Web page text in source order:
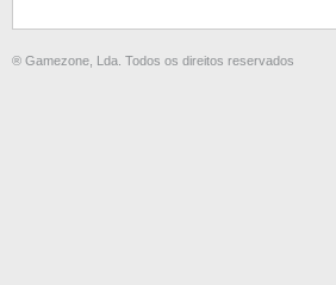
® Gamezone, Lda. Todos os direitos reservados